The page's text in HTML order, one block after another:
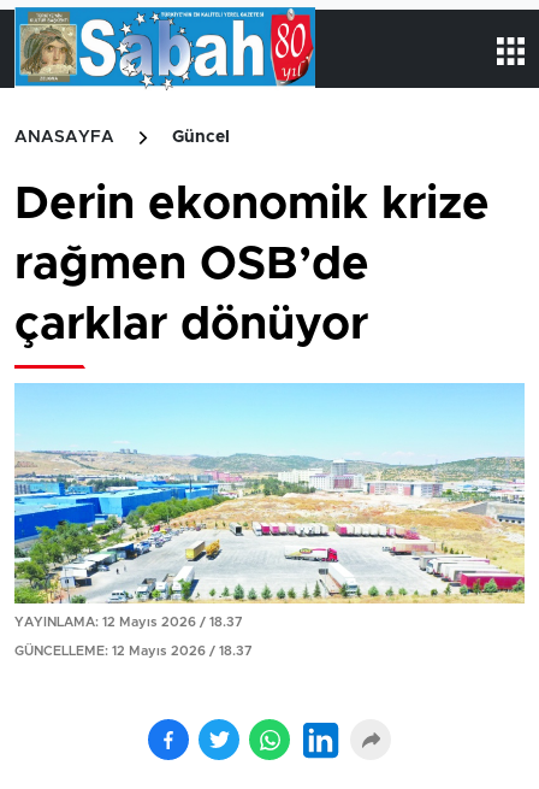
ANASAYFA Güncel
Derin ekonomik krize
rağmen OSB’de
çarklar dönüyor
YAYINLAMA: 12 Mayıs 2026 / 18.37
GÜNCELLEME: 12 Mayıs 2026 / 18.37